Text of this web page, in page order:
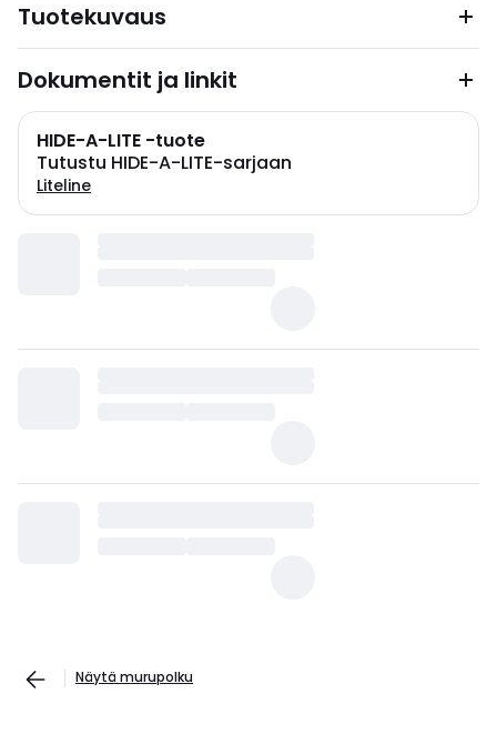
Tuotekuvaus
Dokumentit ja linkit
HIDE-A-LITE -tuote
Tutustu HIDE-A-LITE-sarjaan
Liteline
Näytä murupolku